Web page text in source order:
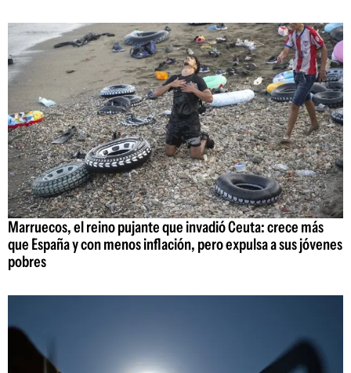
Marruecos, el reino pujante que invadió Ceuta: crece más
que España y con menos inflación, pero expulsa a sus jóvenes
pobres